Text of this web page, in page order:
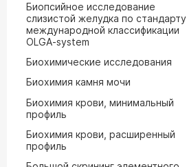
Биопсийное исследование
слизистой желудка по стандарту
международной классификации
OLGA-system
Биохимические исследования
Биохимия камня мочи
Биохимия крови, минимальный
профиль
Биохимия крови, расширенный
профиль